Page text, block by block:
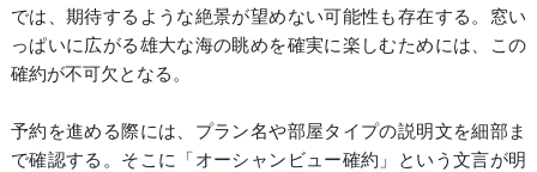
では、期待するような絶景が望めない可能性も存在する。窓い
っぱいに広がる雄大な海の眺めを確実に楽しむためには、この
確約が不可欠となる。
予約を進める際には、プラン名や部屋タイプの説明文を細部ま
で確認する。そこに「オーシャンビュー確約」という文言が明